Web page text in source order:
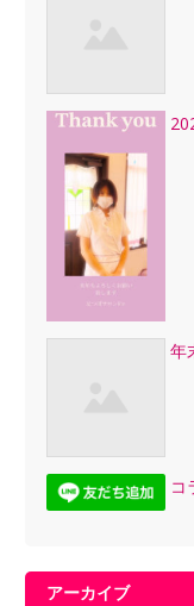
年
コ
アーカイブ